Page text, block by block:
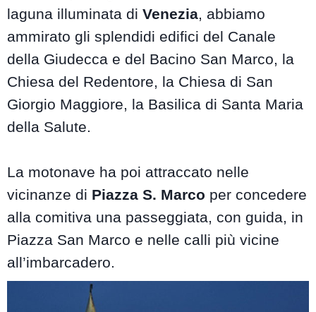
laguna illuminata di Venezia, abbiamo
ammirato gli splendidi edifici del Canale
della Giudecca e del Bacino San Marco, la
Chiesa del Redentore, la Chiesa di San
Giorgio Maggiore, la Basilica di Santa Maria
della Salute.
La motonave ha poi attraccato nelle
vicinanze di Piazza S. Marco per concedere
alla comitiva una passeggiata, con guida, in
Piazza San Marco e nelle calli più vicine
all’imbarcadero.